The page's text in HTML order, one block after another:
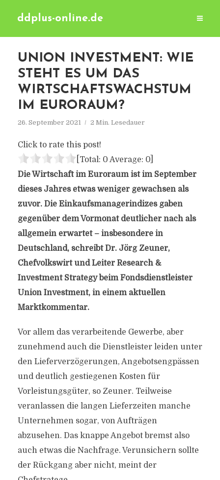
ddplus-online.de
UNION INVESTMENT: WIE
STEHT ES UM DAS
WIRTSCHAFTSWACHSTUM
IM EURORAUM?
26. September 2021 2 Min. Lesedauer
Click to rate this post!
[Total: 0 Average: 0]
Die Wirtschaft im Euroraum ist im September
dieses Jahres etwas weniger gewachsen als
zuvor. Die Einkaufsmanagerindizes gaben
gegenüber dem Vormonat deutlicher nach als
allgemein erwartet – insbesondere in
Deutschland, schreibt Dr. Jörg Zeuner,
Chefvolkswirt und Leiter Research &
Investment Strategy beim Fondsdienstleister
Union Investment, in einem aktuellen
Marktkommentar.
Vor allem das verarbeitende Gewerbe, aber
zunehmend auch die Dienstleister leiden unter
den Lieferverzögerungen, Angebotsengpässen
und deutlich gestiegenen Kosten für
Vorleistungsgüter, so Zeuner. Teilweise
veranlassen die langen Lieferzeiten manche
Unternehmen sogar, von Aufträgen
abzusehen. Das knappe Angebot bremst also
auch etwas die Nachfrage. Verunsichern sollte
der Rückgang aber nicht, meint der